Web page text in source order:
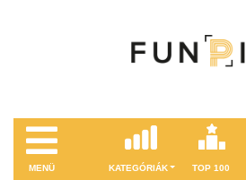
MENÜ KATEGÓRIÁK TOP 100